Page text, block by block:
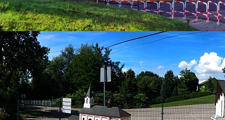
Obchody Dnia Mamy w Muzeum
Regionalnym - warsztaty "Mydła i
Pachnidła"
Kategoria: Aktualności Super User Odsłony: 805
Z okazji Dnia Mamy Muzeum Regionalne w Bestwinie